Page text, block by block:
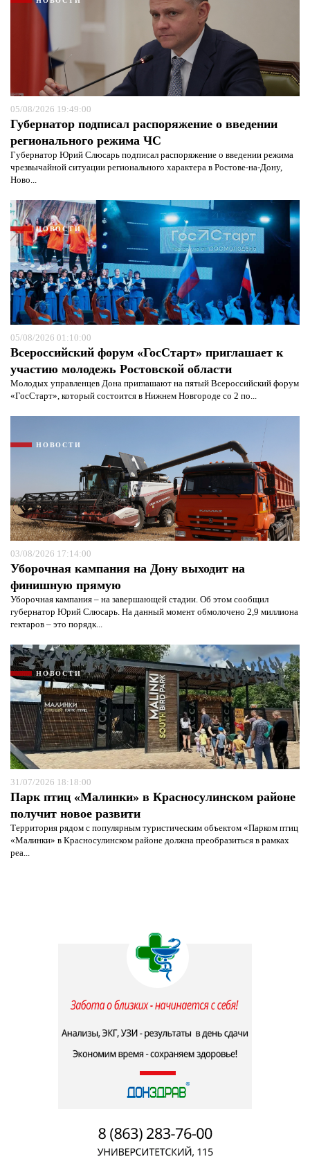
05/08/2026 19:49:00
Губернатор подписал распоряжение о введении
регионального режима ЧС
Губернатор Юрий Слюсарь подписал распоряжение о введении режима
чрезвычайной ситуации регионального характера в Ростове-на-Дону,
Ново...
НОВОСТИ
05/08/2026 01:10:00
Всероссийский форум «ГосСтарт» приглашает к
участию молодежь Ростовской области
Молодых управленцев Дона приглашают на пятый Всероссийский форум
«ГосСтарт», который состоится в Нижнем Новгороде со 2 по...
НОВОСТИ
03/08/2026 17:14:00
Уборочная кампания на Дону выходит на
финишную прямую
Уборочная кампания – на завершающей стадии. Об этом сообщил
губернатор Юрий Слюсарь. На данный момент обмолочено 2,9 миллиона
гектаров – это порядк...
НОВОСТИ
31/07/2026 18:18:00
Парк птиц «Малинки» в Красносулинском районе
получит новое развити
Территория рядом с популярным туристическим объектом «Парком птиц
«Малинки» в Красносулинском районе должна преобразиться в рамках
реа...
политикой конфиденциальности и
защиты информации*
Я согласен сполитикой конфиденциальности и
защиты информации*